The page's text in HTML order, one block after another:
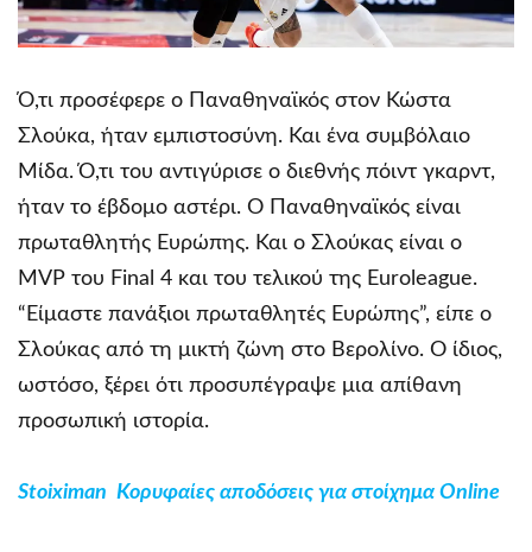
Ό,τι προσέφερε ο Παναθηναϊκός στον Κώστα
Σλούκα, ήταν εμπιστοσύνη. Και ένα συμβόλαιο
Μίδα. Ό,τι του αντιγύρισε ο διεθνής πόιντ γκαρντ,
ήταν το έβδομο αστέρι. Ο Παναθηναϊκός είναι
πρωταθλητής Ευρώπης. Και ο Σλούκας είναι ο
MVP του Final 4 και του τελικού της Euroleague.
“Είμαστε πανάξιοι πρωταθλητές Ευρώπης”, είπε ο
Σλούκας από τη μικτή ζώνη στο Βερολίνο. Ο ίδιος,
ωστόσο, ξέρει ότι προσυπέγραψε μια απίθανη
προσωπική ιστορία.
Stoiximan Κορυφαίες αποδόσεις για στοίχημα Online